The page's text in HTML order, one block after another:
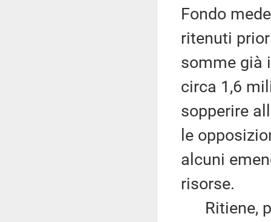
Fondo
ritenuti
somme già
circa 1,6
sopperire
le
alcuni
risorse.
Ritiene,